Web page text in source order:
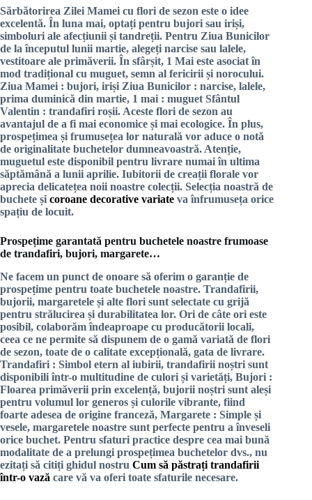
Sărbătorirea Zilei Mamei cu flori de sezon este o idee
excelentă. În luna mai, optați pentru bujori sau iriși,
simboluri ale afecțiunii și tandreții. Pentru Ziua Bunicilor
de la începutul lunii martie, alegeți narcise sau lalele,
vestitoare ale primăverii. În sfârșit, 1 Mai este asociat în
mod tradițional cu muguet, semn al fericirii și norocului.
Ziua Mamei : bujori, iriși Ziua Bunicilor : narcise, lalele,
prima duminică din martie, 1 mai : muguet Sfântul
Valentin : trandafiri roșii. Aceste flori de sezon au
avantajul de a fi mai economice și mai ecologice. În plus,
prospețimea și frumusețea lor naturală vor aduce o notă
de originalitate buchetelor dumneavoastră. Atenție,
muguetul este disponibil pentru livrare numai în ultima
săptămână a lunii aprilie. Iubitorii de creații florale vor
aprecia delicatețea noii noastre colecții. Selecția noastră de
buchete și coroane decorative variate va înfrumuseța orice
spațiu de locuit.
Prospețime garantată pentru buchetele noastre frumoase
de trandafiri, bujori, margarete…
Ne facem un punct de onoare să oferim o garanție de
prospețime pentru toate buchetele noastre. Trandafirii,
bujorii, margaretele și alte flori sunt selectate cu grijă
pentru strălucirea și durabilitatea lor. Ori de câte ori este
posibil, colaborăm îndeaproape cu producătorii locali,
ceea ce ne permite să dispunem de o gamă variată de flori
de sezon, toate de o calitate excepțională, gata de livrare.
Trandafiri : Simbol etern al iubirii, trandafirii noștri sunt
disponibili într-o multitudine de culori și varietăți, Bujori :
Floarea primăverii prin excelență, bujorii noștri sunt aleși
pentru volumul lor generos și culorile vibrante, fiind
foarte adesea de origine franceză, Margarete : Simple și
vesele, margaretele noastre sunt perfecte pentru a înveseli
orice buchet. Pentru sfaturi practice despre cea mai bună
modalitate de a prelungi prospețimea buchetelor dvs., nu
ezitați să citiți ghidul nostru Cum să păstrați trandafirii
într-o vază care vă va oferi toate sfaturile necesare.